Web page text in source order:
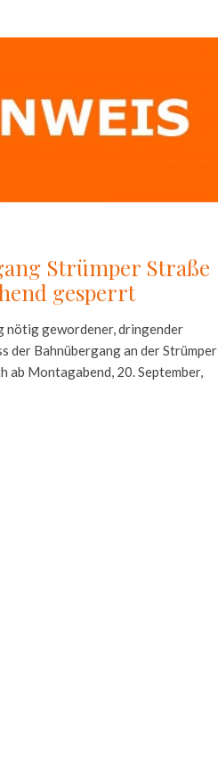
Strümper Straße
gesperrt
nötig gewordener, dringender
der Bahnübergang an der Strümper
ab Montagabend, 20. September,